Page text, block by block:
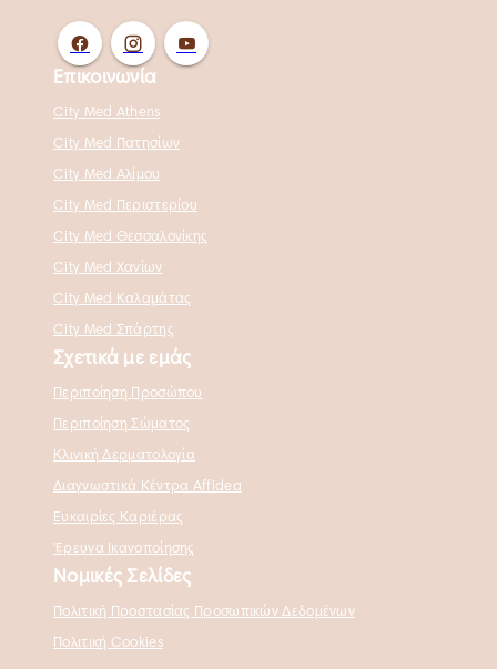
Επικοινωνία
City Med Athens
City Med Πατησίων
City Med Αλίμου
City Med Περιστερίου
City Med Θεσσαλονίκης
City Med Χανίων
City Med Καλαμάτας
City Med Σπάρτης
Σχετικά με εμάς
Περιποίηση Προσώπου
Περιποίηση Σώματος
Κλινική Δερματολογία
Διαγνωστικά Κέντρα Affidea
Ευκαιρίες Καριέρας
Έρευνα Ικανοποίησης
Νομικές Σελίδες
Πολιτική Προστασίας Προσωπικών Δεδομένων
Πολιτική Cookies